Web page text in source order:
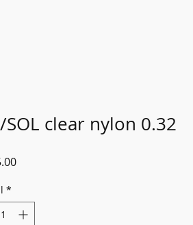
SOL clear nylon 0.32
Preis
*